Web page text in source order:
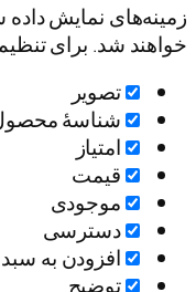
داده شده را
تنظیم مجدد
محصول
به سبد خرید